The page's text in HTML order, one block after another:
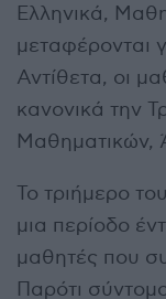
Ελληνικά,
μεταφέρονται
Αντίθετα, οι
κανονικά την
Μαθηματικών,
Το τριήμερο
μια περίοδο
μαθητές που
Παρότι